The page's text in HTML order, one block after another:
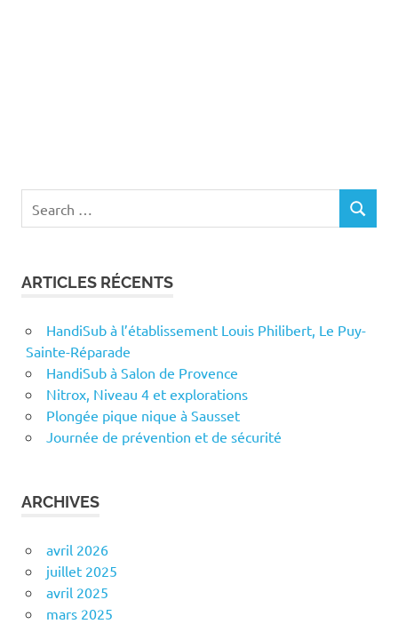
for:
SEARCH
ARTICLES RÉCENTS
HandiSub à l’établissement Louis Philibert, Le Puy-
Sainte-Réparade
HandiSub à Salon de Provence
Nitrox, Niveau 4 et explorations
Plongée pique nique à Sausset
Journée de prévention et de sécurité
ARCHIVES
avril 2026
juillet 2025
avril 2025
mars 2025